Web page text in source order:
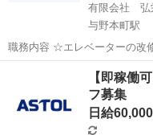
有限会社 弘
与野本町駅
職務内容 ☆エレベーターの改修工事☆ [ビル、マンシ
ターをアナログからデジタル化に更新] ・期間につい
対して1週間〜2週間ほどにな
す。 ・スケジュールに...
さいたま市 与野
【即稼働
フ募集
日給